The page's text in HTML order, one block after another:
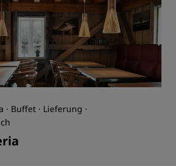
· Buffet · Lieferung ·